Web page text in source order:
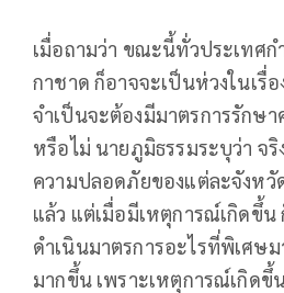
เมื่อถามว่า ขณะนี้ทั่วประเทศก
กาชาด ก็อาจจะเป็นห่วงในเรื่
จำเป็นจะต้องมีมาตรการรักษ
หรือไม่ นายภูมิธรรมระบุว่า จริ
ความปลอดภัยของแต่ละจังหวั
แล้ว แต่เมื่อมีเหตุการณ์เกิดขึ้น
ดำเนินมาตรการอะไรที่พิเศษ
มากขึ้น เพราะเหตุการณ์เกิด